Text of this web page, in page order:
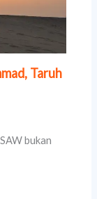
Taruh
bukan